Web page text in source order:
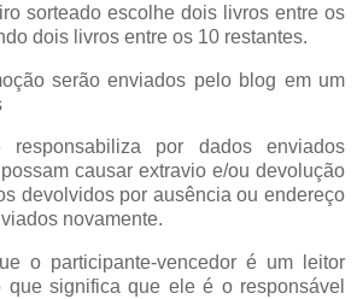
sorteado escolhe dois livros entre os
dois livros entre os 10 restantes.
serão enviados pelo blog em um
por dados enviados
causar extravio e/ou devolução
devolvidos por ausência ou endereço
novamente.
o participante-vencedor é um leitor
que significa que ele é o responsável